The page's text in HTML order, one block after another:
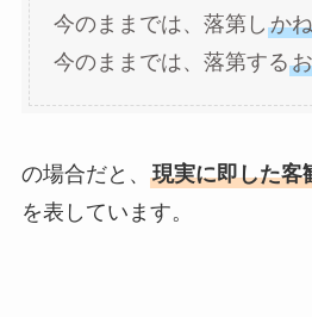
今のままでは、落第し か
今のままでは、落第する
の場合だと、 現実に即した客
を表しています。